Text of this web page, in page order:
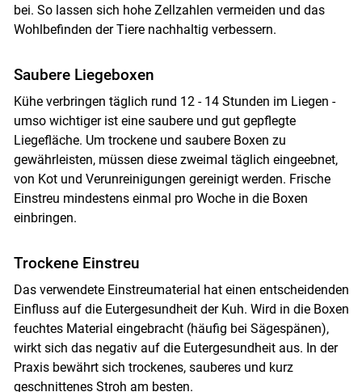
bei. So lassen sich hohe Zellzahlen vermeiden und das
Wohlbefinden der Tiere nachhaltig verbessern.
Saubere Liegeboxen
Kühe verbringen täglich rund 12 - 14 Stunden im Liegen -
umso wichtiger ist eine saubere und gut gepflegte
Liegefläche. Um trockene und saubere Boxen zu
gewährleisten, müssen diese zweimal täglich eingeebnet,
von Kot und Verunreinigungen gereinigt werden. Frische
Einstreu mindestens einmal pro Woche in die Boxen
einbringen.
Trockene Einstreu
Das verwendete Einstreumaterial hat einen entscheidenden
Einfluss auf die Eutergesundheit der Kuh. Wird in die Boxen
feuchtes Material eingebracht (häufig bei Sägespänen),
wirkt sich das negativ auf die Eutergesundheit aus. In der
Praxis bewährt sich trockenes, sauberes und kurz
geschnittenes Stroh am besten.